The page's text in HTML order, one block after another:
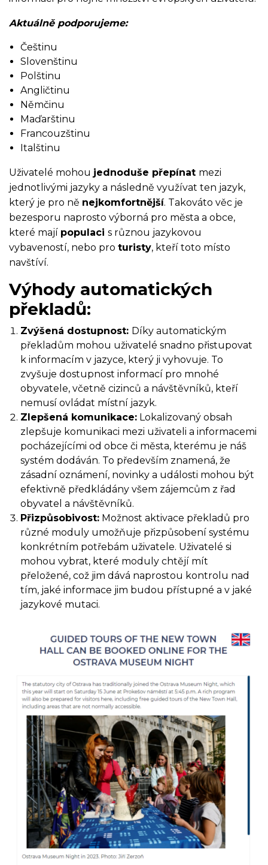
Aktuálně podporujeme:
Češtinu
Slovenštinu
Polštinu
Angličtinu
Němčinu
Maďarštinu
Francouzštinu
Italštinu
Uživatelé mohou jednoduše přepínat mezi
jednotlivými jazyky a následně využívat ten jazyk,
který je pro ně nejkomfortnější. Takováto věc je
bezesporu naprosto výborná pro města a obce,
které mají populaci s různou jazykovou
vybaveností, nebo pro turisty, kteří toto místo
navštíví.
Výhody automatických
překladů:
Zvýšená dostupnost: Díky automatickým
překladům mohou uživatelé snadno přistupovat
k informacím v jazyce, který ji vyhovuje. To
zvyšuje dostupnost informací pro mnohé
obyvatele, včetně cizinců a návštěvníků, kteří
nemusí ovládat místní jazyk.
Zlepšená komunikace: Lokalizovaný obsah
zlepšuje komunikaci mezi uživateli a informacemi
pocházejícími od obce či města, kterému je náš
systém dodáván. To především znamená, že
zásadní oznámení, novinky a události mohou být
efektivně předkládány všem zájemcům z řad
obyvatel a návštěvníků.
Přizpůsobivost: Možnost aktivace překladů pro
různé moduly umožňuje přizpůsobení systému
konkrétním potřebám uživatele. Uživatelé si
mohou vybrat, které moduly chtějí mít
přeložené, což jim dává naprostou kontrolu nad
tím, jaké informace jim budou přístupné a v jaké
jazykové mutaci.